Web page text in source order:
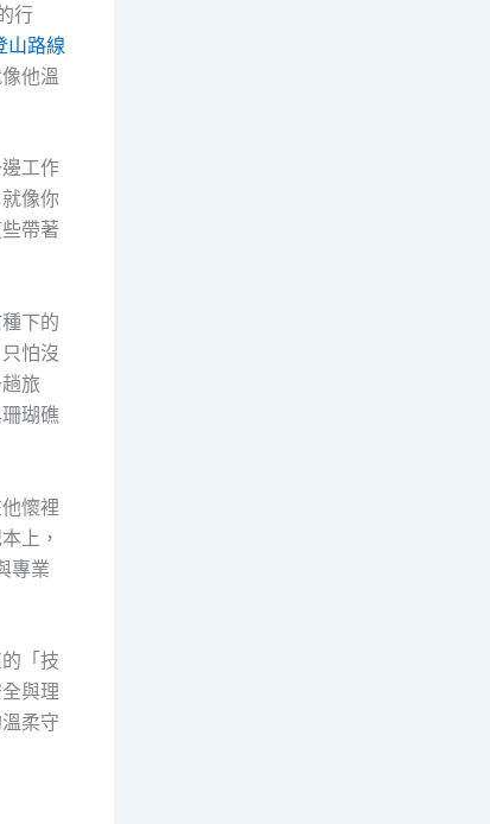
行
山路線
他溫
工作
像你
帶著
下的
怕沒
旅
瑚礁
懷裡
上，
專業
「技
與理
柔守